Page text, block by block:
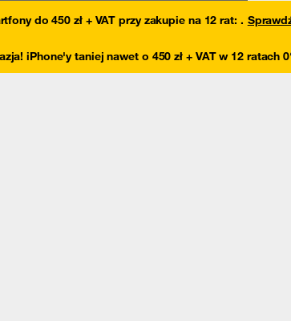
do 450 zł + VAT przy zakupie na 12 rat: .
iPhone'y taniej nawet o 450 zł + VAT w 12 ratach